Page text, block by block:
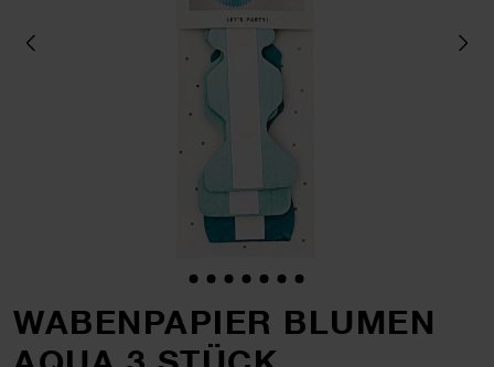
WABENPAPIER BLUMEN